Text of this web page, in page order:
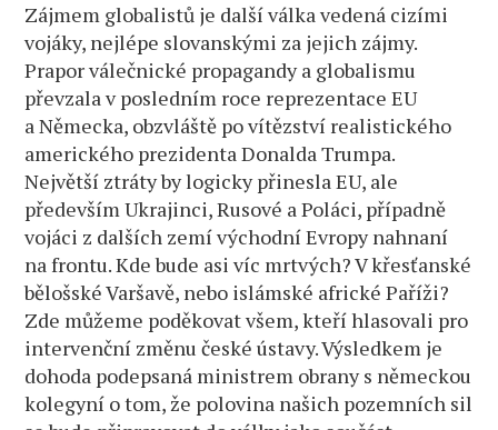
Zájmem globalistů je další válka vedená cizími
vojáky, nejlépe slovanskými za jejich zájmy.
Prapor válečnické propagandy a globalismu
převzala v posledním roce reprezentace EU
a Německa, obzvláště po vítězství realistického
amerického prezidenta Donalda Trumpa.
Největší ztráty by logicky přinesla EU, ale
především Ukrajinci, Rusové a Poláci, případně
vojáci z dalších zemí východní Evropy nahnaní
na frontu. Kde bude asi víc mrtvých? V křesťanské
bělošské Varšavě, nebo islámské africké Paříži?
Zde můžeme poděkovat všem, kteří hlasovali pro
intervenční změnu české ústavy. Výsledkem je
dohoda podepsaná ministrem obrany s německou
kolegyní o tom, že polovina našich pozemních sil